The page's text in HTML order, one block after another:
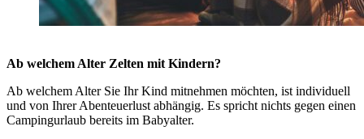
Ab welchem Alter Zelten mit Kindern?
Ab welchem Alter Sie Ihr Kind mitnehmen möchten, ist individuell
und von Ihrer Abenteuerlust abhängig. Es spricht nichts gegen einen
Campingurlaub bereits im Babyalter.